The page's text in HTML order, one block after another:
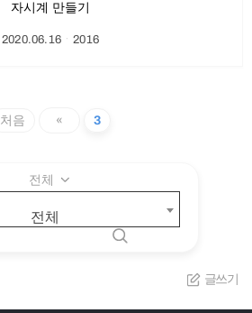
자시계 만들기
2020.06.16ㆍ2016
처음 « 3
전체
전체
글쓰기